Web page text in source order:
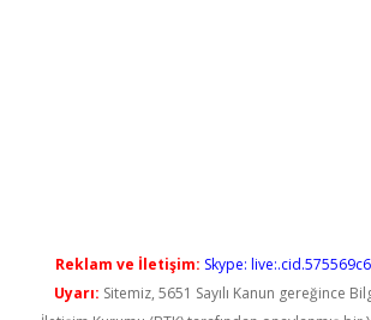
Reklam ve İletişim: Skype:
Uyarı: Sitemiz, 5651 Sayılı Kanun gereğince